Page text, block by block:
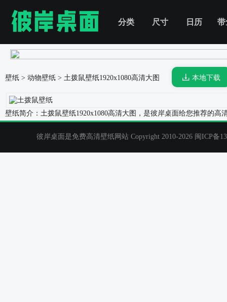
分类 尺寸 日历 带
壁纸 > 动物壁纸 > 土拨鼠壁纸1920x1080高清大图 本地下载
壁纸简介：土拨鼠壁纸1920x1080高清大图，是彼岸桌面给您推荐的
彼岸桌面是免费高清壁纸网站 Copyright 2010-2026 闽ICP备